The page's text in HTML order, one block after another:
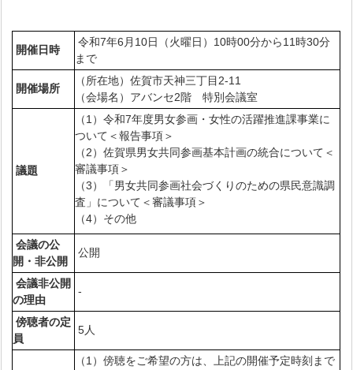
開催日時
令和7年6月10日（火曜日）10時00分から11時30分
まで
開催場所
（所在地）佐賀市天神三丁目2-11
（会場名）アバンセ2階 特別会議室
議題
（1）令和7年度男女参画・女性の活躍推進課事業に
ついて＜報告事項＞
（2）佐賀県男女共同参画基本計画の統合について＜
審議事項＞
（3）「男女共同参画社会づくりのための県民意識調
査」について＜審議事項＞
（4）その他
会議の公
開・非公開
公開
会議非公開
の理由
‐
傍聴者の定
員
5人
（1）傍聴をご希望の方は、上記の開催予定時刻まで